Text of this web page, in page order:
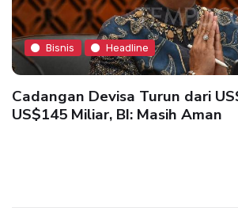
Bisnis Headline
Cadangan Devisa Turun dari
US$145 Miliar, BI: Masih Aman